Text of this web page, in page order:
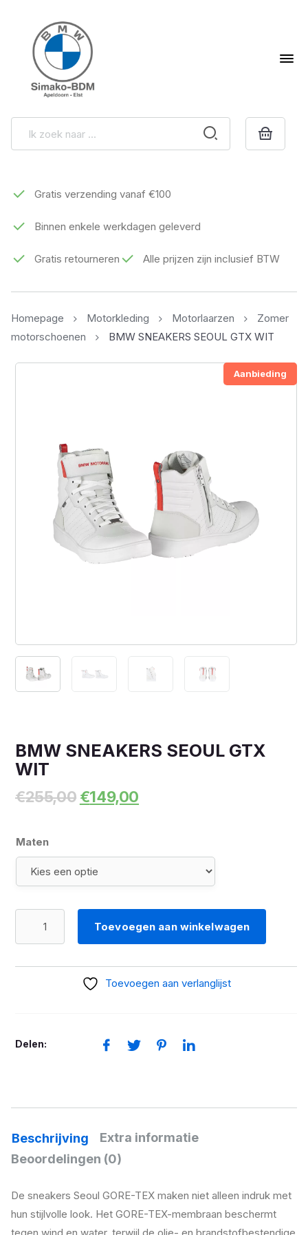
Gratis verzending vanaf €100
Binnen enkele werkdagen geleverd
Gratis retourneren Alle prijzen zijn inclusief BTW
Homepage Motorkleding Motorlaarzen
Zomer
motorschoenen
BMW SNEAKERS SEOUL GTX WIT
Aanbieding
BMW SNEAKERS SEOUL GTX
WIT
€255,00 Oorspronkelijke
prijs
€149,00
prijs
Maten
Toevoegen aan winkelwagen
Toevoegen aan verlanglijst
Delen:
Beschrijving
Extra informatie
Beoordelingen (0)
De sneakers Seoul GORE-TEX maken niet alleen indruk met
hun stijlvolle look. Het GORE-TEX-membraan beschermt